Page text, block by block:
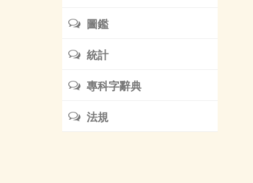
圖鑑
統計
專科字辭典
法規